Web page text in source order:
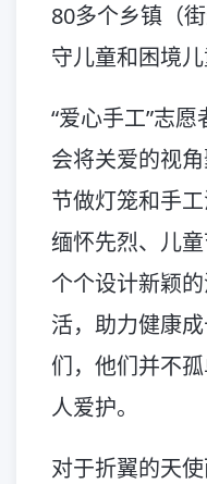
80多个乡镇（
守儿童和困境儿
“爱心手工”志
会将关爱的视
节做灯笼和手
缅怀先烈、儿
个个设计新颖
活，助力健康
们，他们并不
人爱护。
对于折翼的天